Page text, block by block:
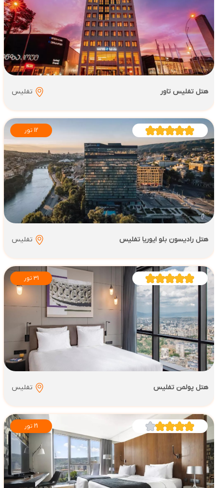
هتل تفلیس تاور تفلیس
هتل رادیسون بلو ایوریا تفلیس تفلیس
31 تور
هتل پولمن تفلیس تفلیس